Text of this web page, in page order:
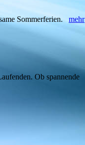
Sommerferien. mehr
Ob spannende